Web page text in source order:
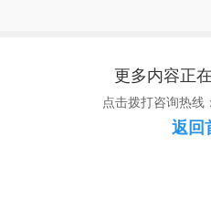
更多内容正
点击拨打咨询热线
返回